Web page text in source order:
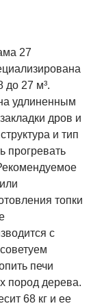
27
до 27 м³.
удлиненным
дров и
и тип
прогревать
топки
с
печи
пород дерева.
68 кг и ее